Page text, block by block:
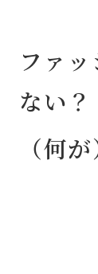
ファ
ない？
（何が